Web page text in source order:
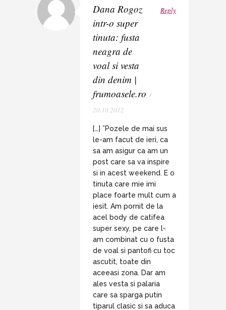
Dana Rogoz
intr-o super
tinuta: fusta
neagra de
voal si vesta
din denim |
frumoasele.ro /
20.10.2012
Reply
[…] ”Pozele de mai sus
le-am facut de ieri, ca
sa am asigur ca am un
post care sa va inspire
si in acest weekend. E o
tinuta care mie imi
place foarte mult cum a
iesit. Am pornit de la
acel body de catifea
super sexy, pe care l-
am combinat cu o fusta
de voal si pantofi cu toc
ascutit, toate din
aceeasi zona. Dar am
ales vesta si palaria
care sa sparga putin
tiparul clasic si sa aduca